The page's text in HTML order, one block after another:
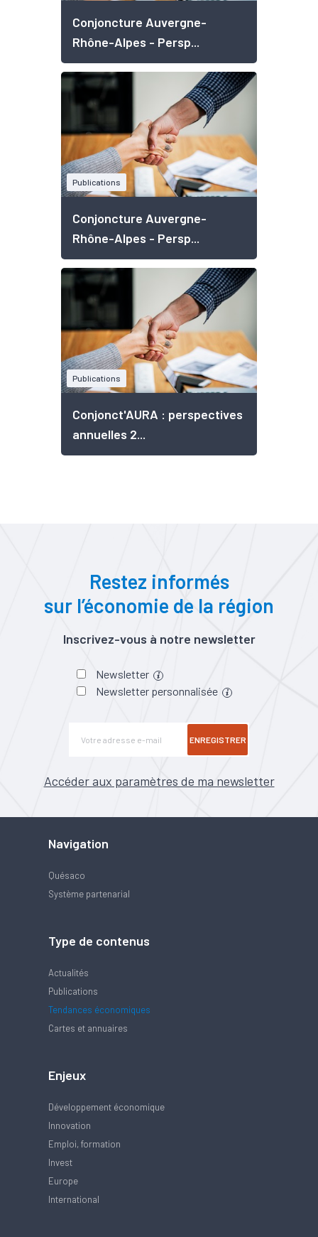
Conjoncture Auvergne-
Rhône-Alpes - Persp...
Publications
Conjoncture Auvergne-
Rhône-Alpes - Persp...
Publications
Conjonct'AURA : perspectives
annuelles 2...
Restez informés
sur l’économie de la région
Inscrivez-vous à notre newsletter
Newsletter
Newsletter personnalisée
ENREGISTRER
Accéder aux paramètres de ma newsletter
Navigation
Quésaco
Système partenarial
Type de contenus
Actualités
Publications
Tendances économiques
Cartes et annuaires
Enjeux
Développement économique
Innovation
Emploi, formation
Invest
Europe
International